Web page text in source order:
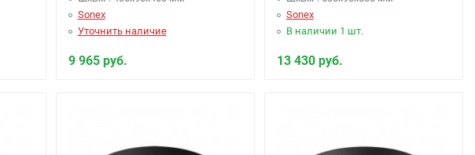
Sonex
Уточнить наличие
9 965 руб.
Sonex
В наличии 1 шт.
13 430 руб.